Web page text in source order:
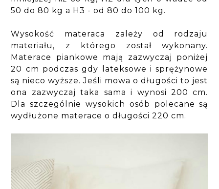
50 do 80 kg a H3 - od 80 do 100 kg.
Wysokość materaca zależy od rodzaju
materiału, z którego został wykonany.
Materace piankowe mają zazwyczaj poniżej
20 cm podczas gdy lateksowe i sprężynowe
są nieco wyższe. Jeśli mowa o długości to jest
ona zazwyczaj taka sama i wynosi 200 cm.
Dla szczególnie wysokich osób polecane są
wydłużone materace o długości 220 cm.